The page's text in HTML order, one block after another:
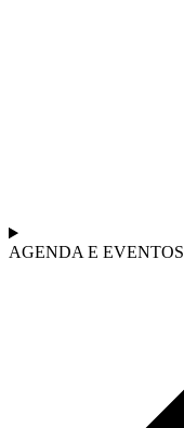
AGENDA E EVENTOS